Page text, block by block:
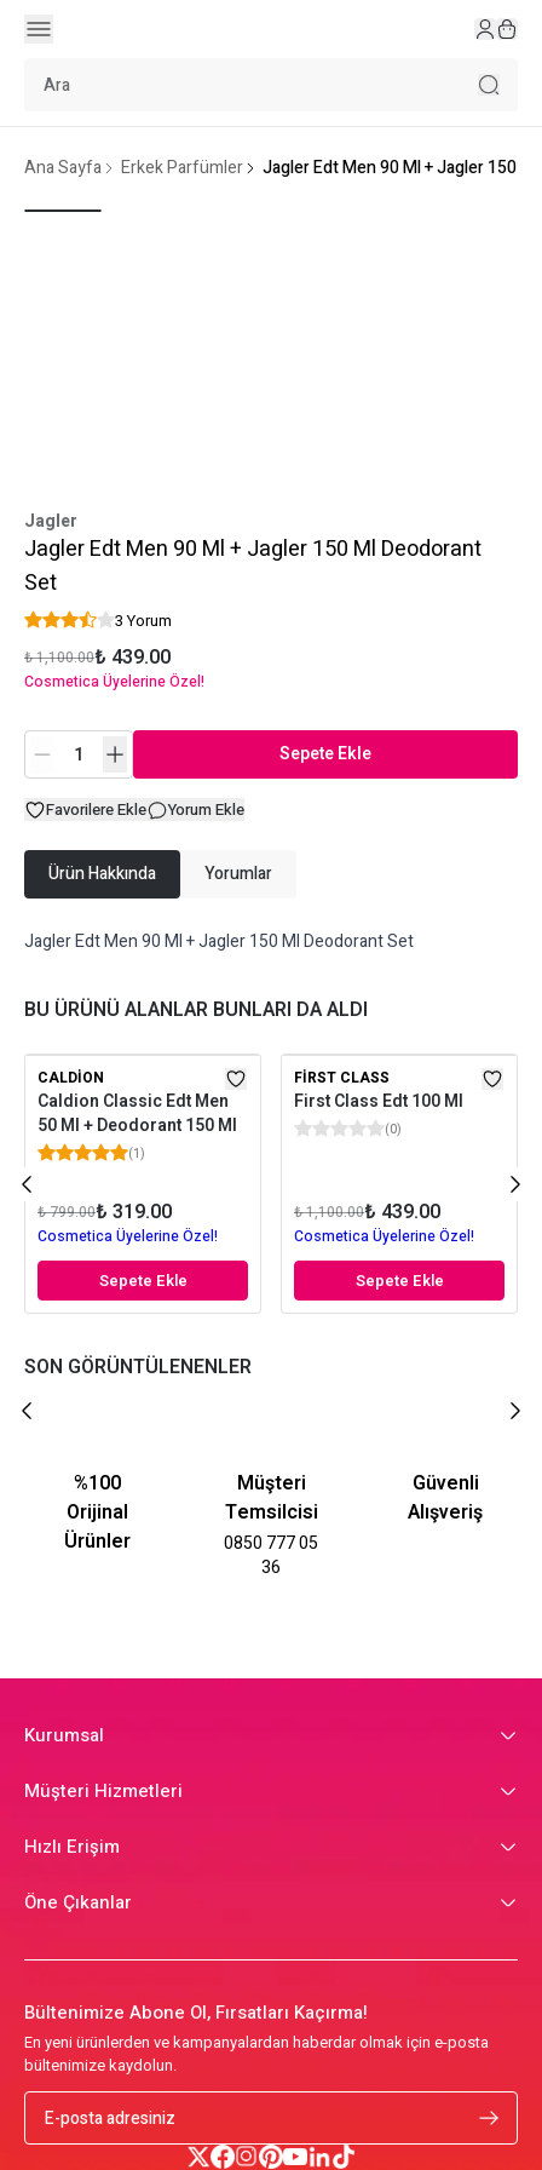
Ana Sayfa Erkek Parfümler Jagler Edt Men 90 Ml + Jagler 150
Jagler
Jagler Edt Men 90 Ml + Jagler 150 Ml Deodorant
Set
3 Yorum
₺ 1,100.00₺ 439.00
Cosmetica Üyelerine Özel!
Sepete Ekle
Favorilere Ekle Yorum Ekle
Ürün Hakkında Yorumlar
Jagler Edt Men 90 Ml + Jagler 150 Ml Deodorant Set
BU ÜRÜNÜ ALANLAR BUNLARI DA ALDI
CALDION
Caldion Classic Edt Men
50 Ml + Deodorant 150 Ml
(1)
₺ 799.00₺ 319.00
Cosmetica Üyelerine Özel!
Sepete Ekle
FIRST CLASS
First Class Edt 100 Ml
(0)
₺ 1,100.00₺ 439.00
Cosmetica Üyelerine Özel!
Sepete Ekle
SON GÖRÜNTÜLENENLER
%100
Orijinal
Ürünler
Müşteri
Temsilcisi
0850 777 05
36
Güvenli
Alışveriş
Kurumsal
Müşteri Hizmetleri
Hızlı Erişim
Öne Çıkanlar
Bültenimize Abone Ol, Fırsatları Kaçırma!
En yeni ürünlerden ve kampanyalardan haberdar olmak için e-posta
bültenimize kaydolun.